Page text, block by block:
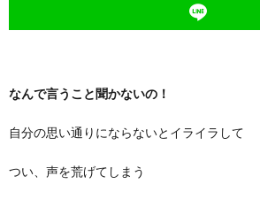
なんで言うこと聞かないの！
自分の思い通りにならないとイライラして
つい、声を荒げてしまう